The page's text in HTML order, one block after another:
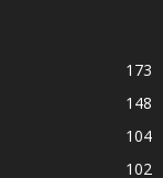
173
148
104
102